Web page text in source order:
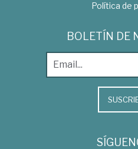
Política de
BOLETÍN DE